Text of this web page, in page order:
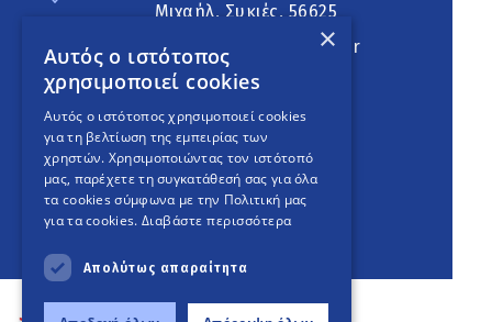
Μιχαήλ, Συκιές, 56625
neapoli.sykies@ddt.gov.gr
Ακολουθήστε
English Version
An project
×
Αυτός ο ιστότοπος
χρησιμοποιεί cookies
Αυτός ο ιστότοπος χρησιμοποιεί cookies
για τη βελτίωση της εμπειρίας των
χρηστών. Χρησιμοποιώντας τον ιστότοπό
μας, παρέχετε τη συγκατάθεσή σας για όλα
τα cookies σύμφωνα με την Πολιτική μας
για τα cookies. Διαβάστε περισσότερα
Απολύτως απαραίτητα